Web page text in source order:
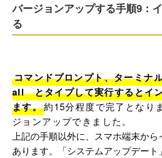
バージョンアップする手順9：
る
コマンドプロンプト、ターミナ
all　とタイプして実行するとイ
ます。約15分程度で完了となり
ジョンアップできました。
上記の手順以外に、スマホ端末か
あります。「システムアップデート